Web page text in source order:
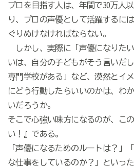
プロを目指す人は、年間で30万人
り、プロの声優として活躍するに
ぐりぬけなければならない。
しかし、実際に「声優になりた
いは、自分の子どもがそう言いだ
専門学校がある」など、漠然とイ
にどう行動したらいいのかは、わ
いだろうか。
そこで心強い味方になるのが、こ
い！』である。
「声優になるためのルートは？」
な仕事をしているのか？」といっ